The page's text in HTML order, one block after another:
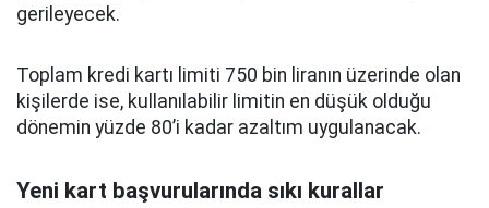
gerileyecek.
Toplam kredi kartı limiti 750 bin liranın üzerinde olan
kişilerde ise, kullanılabilir limitin en düşük olduğu
dönemin yüzde 80’i kadar azaltım uygulanacak.
Yeni kart başvurularında sıkı kurallar